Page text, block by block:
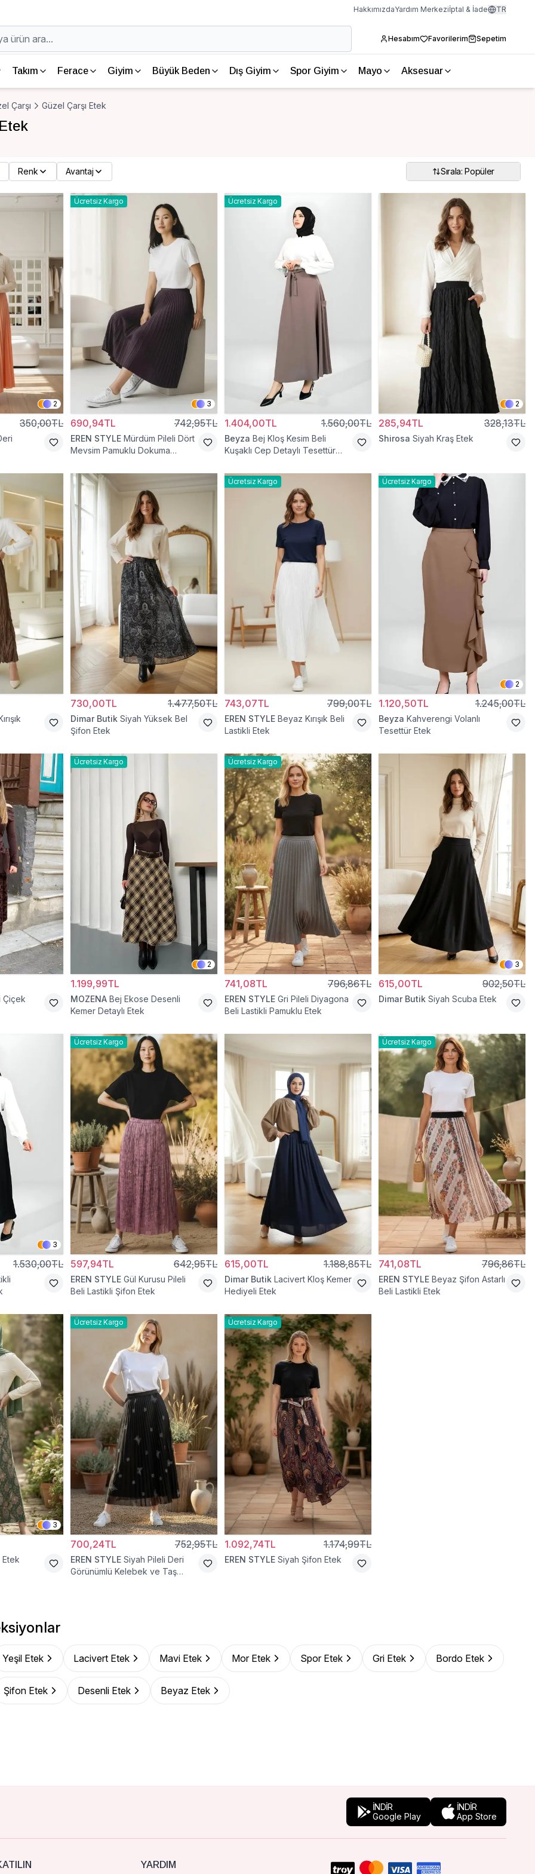
HakkımızdaYardım Merkeziİptal & İade TR
Hesabım Favorilerim Sepetim
Takım Ferace Giyim Büyük Beden Dış Giyim Spor Giyim Mayo Aksesuar
Çarşı Güzel Çarşı Etek
Renk Avantaj Sırala: Popüler
2
350,00TL
Ücretsiz Kargo
3
690,94TL 742,95TL
EREN STYLE Mürdüm Pileli Dört
Mevsim Pamuklu Dokuma
Ücretsiz Kargo
1.404,00TL 1.560,00TL
Beyza Bej Kloş Kesim Beli
Kuşaklı Cep Detaylı Tesettür
2
285,94TL 328,13TL
Shirosa Siyah Kraş Etek
730,00TL 1.477,50TL
Dimar Butik Siyah Yüksek Bel
Şifon Etek
Ücretsiz Kargo
743,07TL 799,00TL
EREN STYLE Beyaz Kırışık Beli
Lastikli Etek
Ücretsiz Kargo
2
1.120,50TL 1.245,00TL
Beyza Kahverengi Volanlı
Tesettür Etek
Çiçek
Ücretsiz Kargo
2
1.199,99TL
MOZENA Bej Ekose Desenli
Kemer Detaylı Etek
Ücretsiz Kargo
741,08TL 796,86TL
EREN STYLE Gri Pileli Diyagona
Beli Lastikli Pamuklu Etek
3
615,00TL 902,50TL
Dimar Butik Siyah Scuba Etek
3
1.530,00TL
Ücretsiz Kargo
597,94TL 642,95TL
EREN STYLE Gül Kurusu Pileli
Beli Lastikli Şifon Etek
615,00TL 1.188,85TL
Dimar Butik Lacivert Kloş Kemer
Hediyeli Etek
Ücretsiz Kargo
741,08TL 796,86TL
EREN STYLE Beyaz Şifon Astarlı
Beli Lastikli Etek
3
Etek
Ücretsiz Kargo
700,24TL 752,95TL
EREN STYLE Siyah Pileli Deri
Görünümlü Kelebek ve Taş
Ücretsiz Kargo
1.092,74TL 1.174,99TL
EREN STYLE Siyah Şifon Etek
Yeşil Etek Lacivert Etek Mavi Etek Mor Etek Spor Etek Gri Etek Bordo Etek
Şifon Etek Desenli Etek Beyaz Etek
İNDİR
Google Play
İNDİR
App Store
YARDIM